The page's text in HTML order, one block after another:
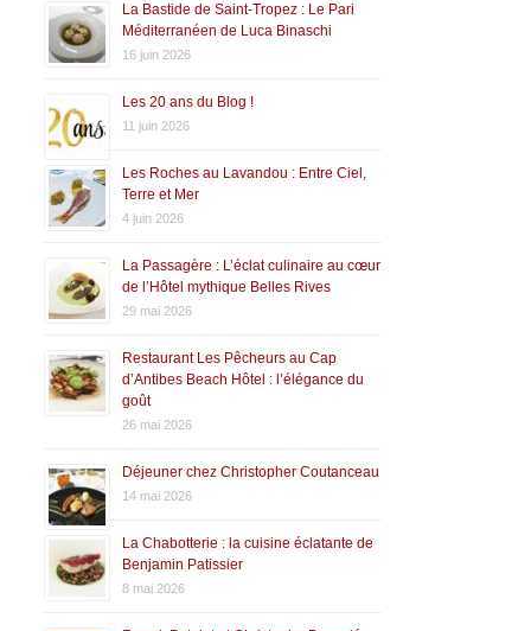
La Bastide de Saint-Tropez : Le Pari
Méditerranéen de Luca Binaschi
16 juin 2026
Les 20 ans du Blog !
11 juin 2026
Les Roches au Lavandou : Entre Ciel,
Terre et Mer
4 juin 2026
La Passagère : L’éclat culinaire au cœur
de l’Hôtel mythique Belles Rives
29 mai 2026
Restaurant Les Pêcheurs au Cap
d’Antibes Beach Hôtel : l’élégance du
goût
26 mai 2026
Déjeuner chez Christopher Coutanceau
14 mai 2026
La Chabotterie : la cuisine éclatante de
Benjamin Patissier
8 mai 2026